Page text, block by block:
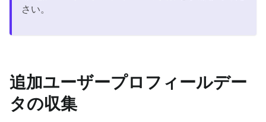
さい。
追加ユーザープロフィールデー
タの収集